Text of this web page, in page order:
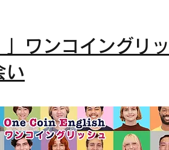
」ワンコイングリ
い